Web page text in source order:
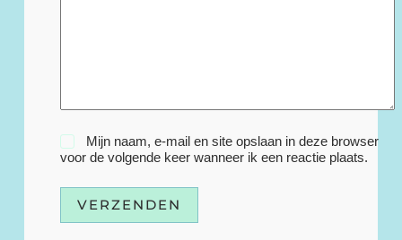
Mijn naam, e-mail en site opslaan in deze browser
voor de volgende keer wanneer ik een reactie plaats.
VERZENDEN